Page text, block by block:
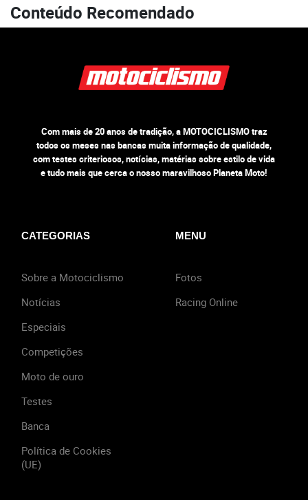
Conteúdo Recomendado
Com mais de 20 anos de tradição, a MOTOCICLISMO traz
todos os meses nas bancas muita informação de qualidade,
com testes criteriosos, notícias, matérias sobre estilo de vida
e tudo mais que cerca o nosso maravilhoso Planeta Moto!
CATEGORIAS
Sobre a Motociclismo
Notícias
Especiais
Competições
Moto de ouro
Testes
Banca
Política de Cookies
(UE)
MENU
Fotos
Racing Online